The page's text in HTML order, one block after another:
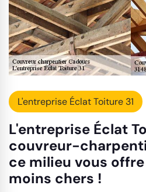
L'entreprise Éclat Toiture 31
L'entreprise Éclat
couvreur-
ce milieu vous
moins chers !